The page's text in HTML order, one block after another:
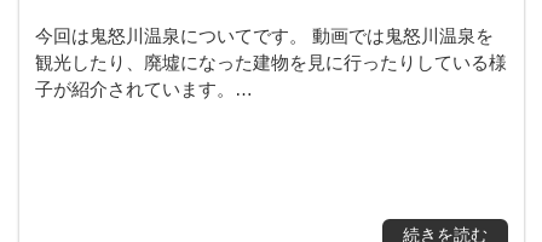
今回は鬼怒川温泉についてです。 動画では鬼怒川温泉を
観光したり、廃墟になった建物を見に行ったりしている様
子が紹介されています。…
続きを読む